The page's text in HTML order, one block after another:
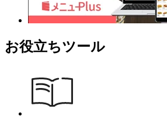
お役立ちツール